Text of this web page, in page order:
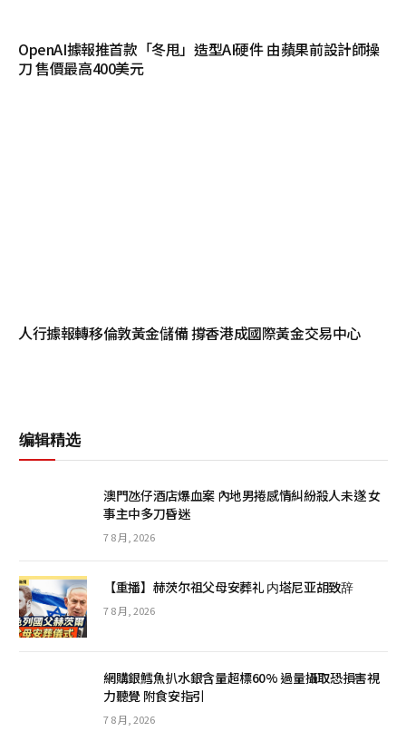
OpenAI據報推首款「冬甩」造型AI硬件 由蘋果前設計師操
刀 售價最高400美元
人行據報轉移倫敦黃金儲備 撐香港成國際黃金交易中心
编辑精选
澳門氹仔酒店爆血案 內地男捲感情糾紛殺人未遂 女
事主中多刀昏迷
7 8 月, 2026
【重播】赫茨尔祖父母安葬礼 内塔尼亚胡致辞
7 8 月, 2026
網購銀鱈魚扒水銀含量超標60% 過量攝取恐損害視
力聽覺 附食安指引
7 8 月, 2026